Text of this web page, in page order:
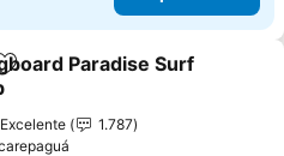
Agregar a favoritos
Paradise Surf
Excelente
1.787